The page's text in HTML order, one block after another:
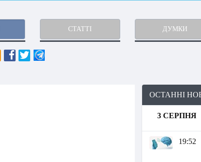
СТАТТІ ДУМКИ
ОСТАННІ
3 СЕРПНЯ
19:52